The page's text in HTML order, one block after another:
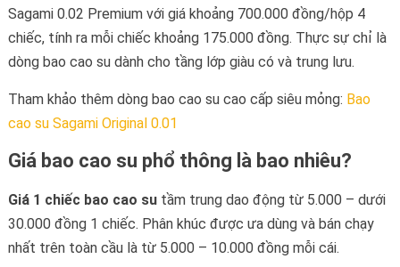
Sagami 0.02 Premium với giá khoảng 700.000 đồng/hộp 4
chiếc, tính ra mỗi chiếc khoảng 175.000 đồng. Thực sự chỉ là
dòng bao cao su dành cho tầng lớp giàu có và trung lưu.
Tham khảo thêm dòng bao cao su cao cấp siêu mỏng: Bao
cao su Sagami Original 0.01
Giá bao cao su phổ thông là bao nhiêu?
Giá 1 chiếc bao cao sutầm trung dao động từ 5.000 – dưới
30.000 đồng 1 chiếc. Phân khúc được ưa dùng và bán chạy
nhất trên toàn cầu là từ 5.000 – 10.000 đồng mỗi cái.